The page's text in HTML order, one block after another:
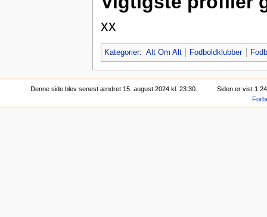
xx
Kategorier: Alt Om Alt Fodboldklubber
Denne side blev senest ændret 15. august 2024 kl. 23:30.
Siden er vist